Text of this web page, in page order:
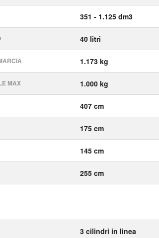
351 - 1.125 dm3
40 litri
1.173 kg
MAX 1.000 kg
407 cm
175 cm
145 cm
255 cm
3 cilindri in linea